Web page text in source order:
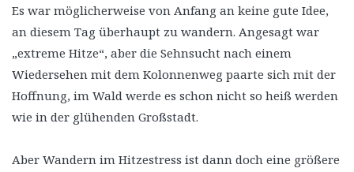
Es war möglicherweise von Anfang an keine gute Idee,
an diesem Tag überhaupt zu wandern. Angesagt war
„extreme Hitze“, aber die Sehnsucht nach einem
Wiedersehen mit dem Kolonnenweg paarte sich mit der
Hoffnung, im Wald werde es schon nicht so heiß werden
wie in der glühenden Großstadt.
Aber Wandern im Hitzestress ist dann doch eine größere